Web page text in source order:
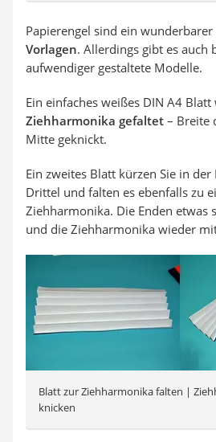
Papierengel sind ein wunderbarer
Vorlagen. Allerdings gibt es auch
aufwendiger gestaltete Modelle.
Ein einfaches weißes DIN A4 Blatt
Ziehharmonika gefaltet – Breite
Mitte geknickt.
Ein zweites Blatt kürzen Sie in
Drittel und falten es ebenfalls zu
Ziehharmonika. Die Enden etwas
und die Ziehharmonika wieder
Blatt zur Ziehharmonika falten |
knicken